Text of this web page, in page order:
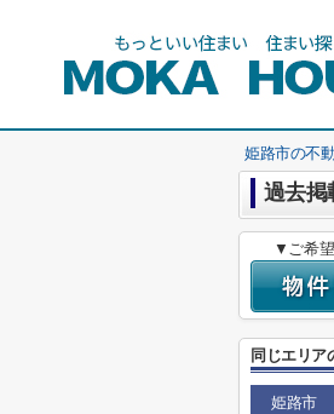
姫路市の不
過去掲
▼ご希
同じエリア
姫路市